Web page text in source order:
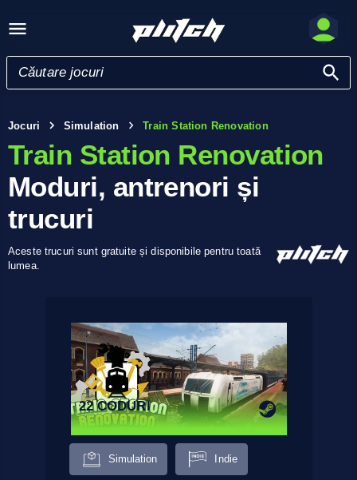
Jocuri Simulation Train Station Renovation
Train Station Renovation
Moduri, antrenori și
trucuri
Aceste trucuri sunt gratuite și disponibile pentru toată
lumea.
22 CODURI
Simulation Indie